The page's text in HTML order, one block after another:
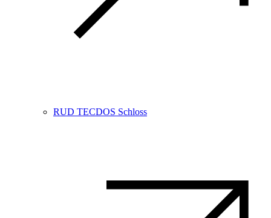
RUD TECDOS Schloss